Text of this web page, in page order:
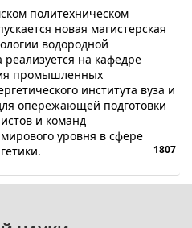
политехническом
новая магистерская
водородной
реализуется на кафедре
промышленных
института вуза и
опережающей подготовки
и команд
уровня в сфере
1807